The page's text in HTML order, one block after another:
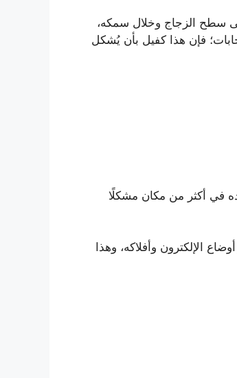
سطح الزجاج وخلال سمكه،
فإن هذا كفيل بأن يُشكل
في أكثر من مكان مشكلًا
الإلكترون وأفلاكه، وهذا